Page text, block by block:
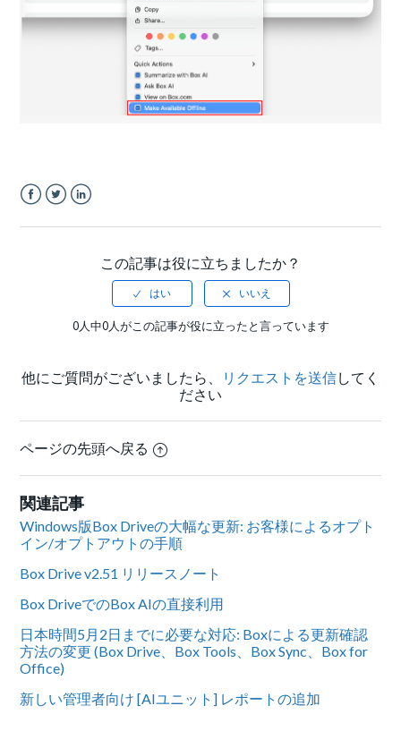
この記事は役に立ちましたか？
0人中0人がこの記事が役に立ったと言っています
他にご質問がございましたら、 リクエストを送信してく
ださい
ページの先頭へ戻る
関連記事
Windows版Box Driveの大幅な更新: お客様によるオプト
イン/オプトアウトの手順
Box Drive v2.51 リリースノート
Box DriveでのBox AIの直接利用
日本時間5月2日までに必要な対応: Boxによる更新確認
方法の変更 (Box Drive、Box Tools、Box Sync、Box for
Office)
新しい管理者向け [AIユニット] レポートの追加